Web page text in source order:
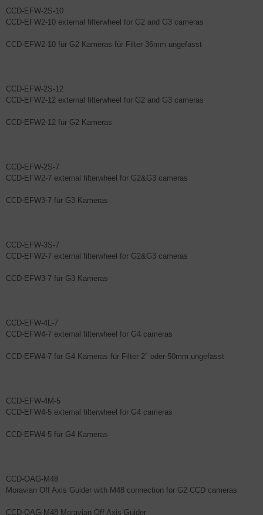
CCD-EFW-2S-10
CCD-EFW2-10 external filterwheel for G2 and G3 cameras
CCD-EFW2-10 für G2 Kameras für Filter 36mm ungefasst
CCD-EFW-2S-12
CCD-EFW2-12 external filterwheel for G2 and G3 cameras
CCD-EFW2-12 für G2 Kameras
CCD-EFW-2S-7
CCD-EFW2-7 external filterwheel for G2&G3 cameras
CCD-EFW3-7 für G3 Kameras
CCD-EFW-3S-7
CCD-EFW2-7 external filterwheel for G2&G3 cameras
CCD-EFW3-7 für G3 Kameras
CCD-EFW-4L-7
CCD-EFW4-7 external filterwheel for G4 cameras
CCD-EFW4-7 für G4 Kameras für Filter 2" oder 50mm ungefasst
CCD-EFW-4M-5
CCD-EFW4-5 external filterwheel for G4 cameras
CCD-EFW4-5 für G4 Kameras
CCD-OAG-M48
Moravian Off Axis Guider with M48 connection for G2 CCD cameras
CCD-OAG-M48 Moravian Off Axis Guider